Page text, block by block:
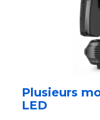
Plusieurs
LED